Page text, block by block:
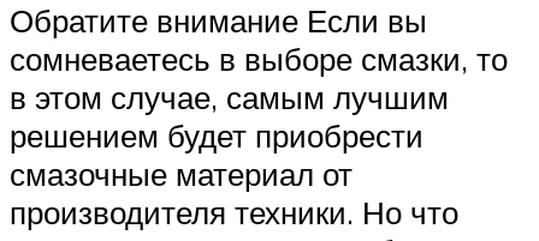
Обратите внимание Если вы
сомневаетесь в выборе смазки, то
в этом случае, самым лучшим
решением будет приобрести
смазочные материал от
производителя техники. Но что